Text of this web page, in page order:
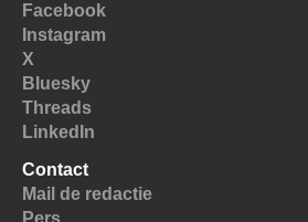
Facebook
Instagram
X
Bluesky
Threads
LinkedIn
Contact
Mail de redactie